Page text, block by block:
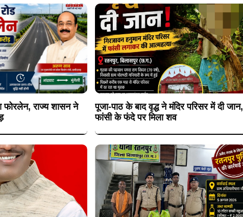
फोरलेन, राज्य शासन ने
पूजा-पाठ के बाद वृद्ध ने मंदिर परिसर में दी जान,
फांसी के फंदे पर मिला शव